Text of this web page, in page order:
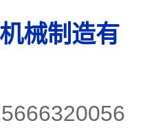
械制造有